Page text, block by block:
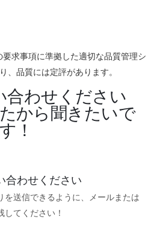
要求事項に準拠した適切な品質管理シ
、品質には定評があります。
合わせください
から聞きたいで
す！
合わせください
送信できるように、メールまたは
てください！